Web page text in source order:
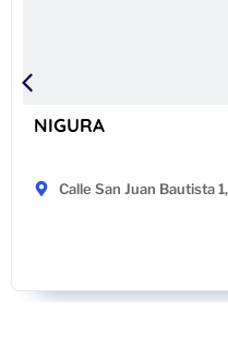
NIGURA
Calle San Juan Bautista